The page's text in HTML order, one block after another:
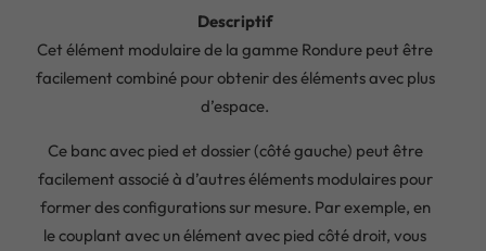
Descriptif
Cet élément modulaire de la gamme Rondure peut être
facilement combiné pour obtenir des éléments avec plus
d’espace.
Ce banc avec pied et dossier (côté gauche) peut être
facilement associé à d’autres éléments modulaires pour
former des configurations sur mesure. Par exemple, en
le couplant avec un élément avec pied côté droit, vous